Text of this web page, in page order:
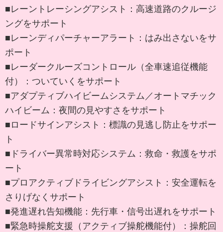
■レーントレーシングアシスト：高速道路のクルージ
ングをサポート
■レーンディパーチャーアラート：はみ出さないをサ
ポート
■レーダークルーズコントロール（全車速追従機能
付）：ついていくをサポート
■アダプティブハイビームシステム／オートマチック
ハイビーム：夜間の見やすさをサポート
■ロードサインアシスト：標識の見逃し防止をサポー
ト
■ドライバー異常時対応システム：救命・救護をサポ
ート
■プロアクティブドライビングアシスト：安全運転を
さりげなくサポート
■発進遅れ告知機能：先行車・信号出遅れをサポート
■緊急時操舵支援（アクティブ操舵機能付）：操舵回